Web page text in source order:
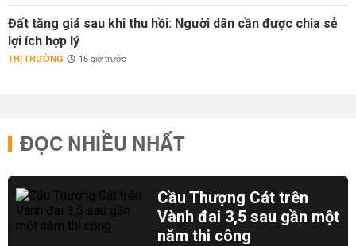
Đất tăng giá sau khi thu hồi: Người dân cần được chia sẻ
lợi ích hợp lý
THỊ TRƯỜNG 15 giờ trước
ĐỌC NHIỀU NHẤT
Cầu Thượng Cát trên
Vành đai 3,5 sau gần một
năm thi công